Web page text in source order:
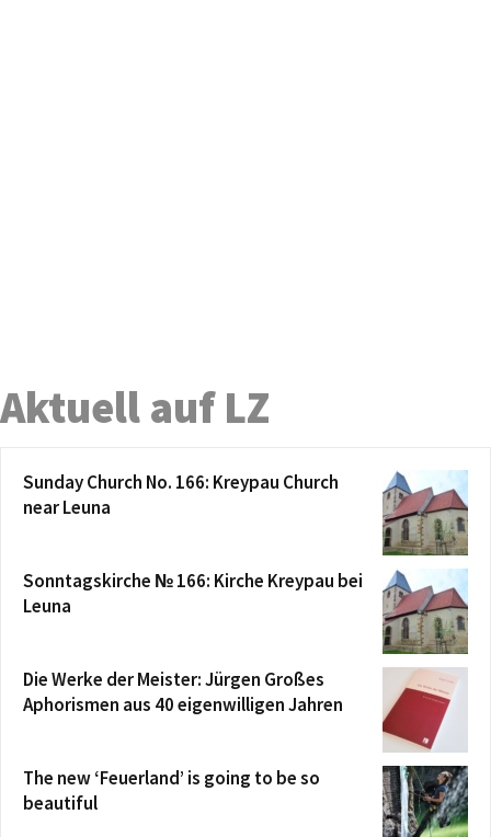
Aktuell auf LZ
Sunday Church No. 166: Kreypau Church
near Leuna
Sonntagskirche № 166: Kirche Kreypau bei
Leuna
Die Werke der Meister: Jürgen Großes
Aphorismen aus 40 eigenwilligen Jahren
The new ‘Feuerland’ is going to be so
beautiful